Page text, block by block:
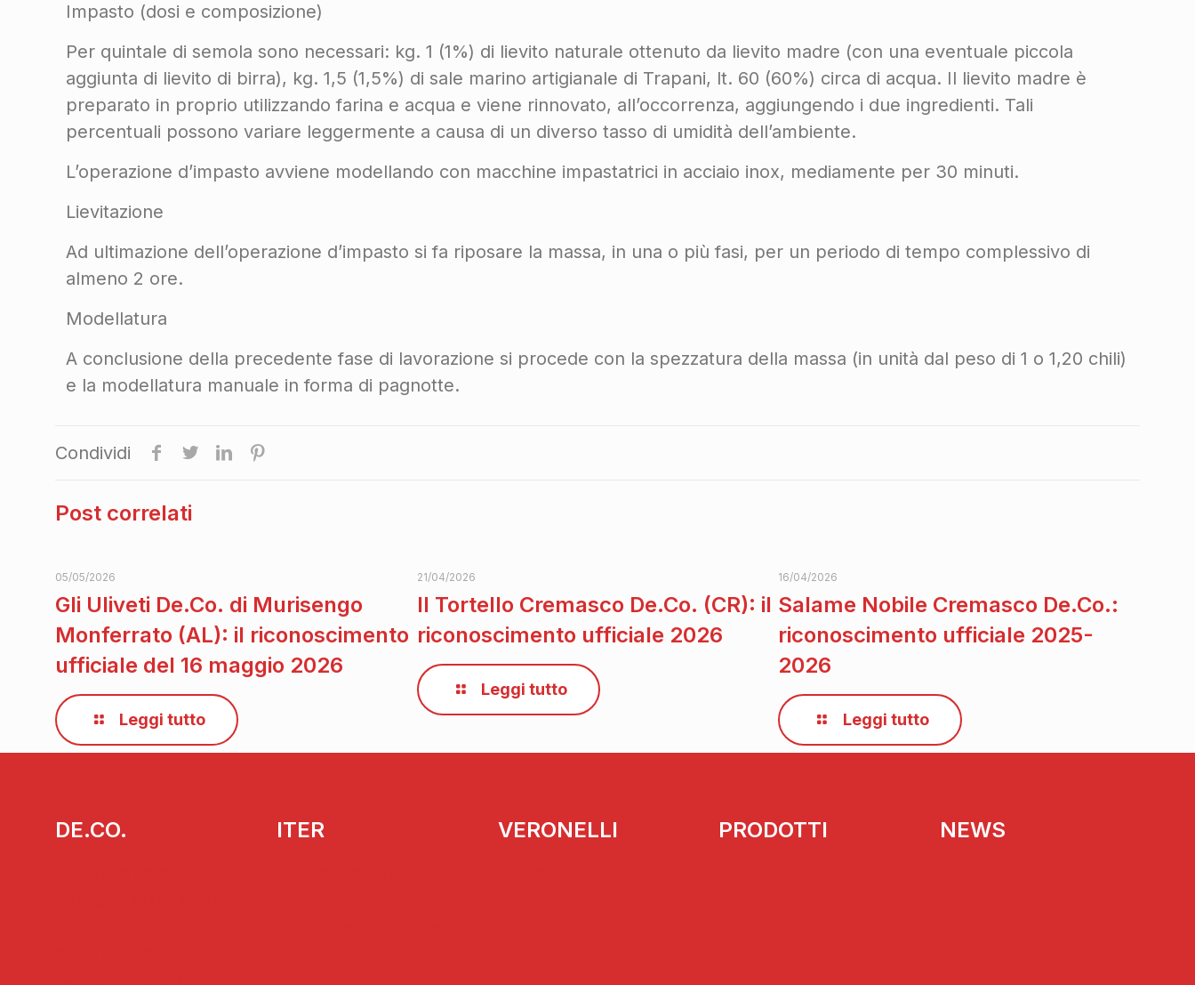
Impasto (dosi e composizione)
Per quintale di semola sono necessari: kg. 1 (1%) di lievito naturale ottenuto da lievito madre (con una eventuale piccola
aggiunta di lievito di birra), kg. 1,5 (1,5%) di sale marino artigianale di Trapani, lt. 60 (60%) circa di acqua. Il lievito madre è
preparato in proprio utilizzando farina e acqua e viene rinnovato, all’occorrenza, aggiungendo i due ingredienti. Tali
percentuali possono variare leggermente a causa di un diverso tasso di umidità dell’ambiente.
L’operazione d’impasto avviene modellando con macchine impastatrici in acciaio inox, mediamente per 30 minuti.
Lievitazione
Ad ultimazione dell’operazione d’impasto si fa riposare la massa, in una o più fasi, per un periodo di tempo complessivo di
almeno 2 ore.
Modellatura
A conclusione della precedente fase di lavorazione si procede con la spezzatura della massa (in unità dal peso di 1 o 1,20 chili)
e la modellatura manuale in forma di pagnotte.
Condividi
Post correlati
05/05/2026
Gli Uliveti De.Co. di Murisengo
Monferrato (AL): il riconoscimento
ufficiale del 16 maggio 2026
Leggi tutto
21/04/2026
Il Tortello Cremasco De.Co. (CR): il
riconoscimento ufficiale 2026
Leggi tutto
16/04/2026
Salame Nobile Cremasco De.Co.:
riconoscimento ufficiale 2025-
2026
Leggi tutto
DE.CO. ITER VERONELLI PRODOTTI NEWS